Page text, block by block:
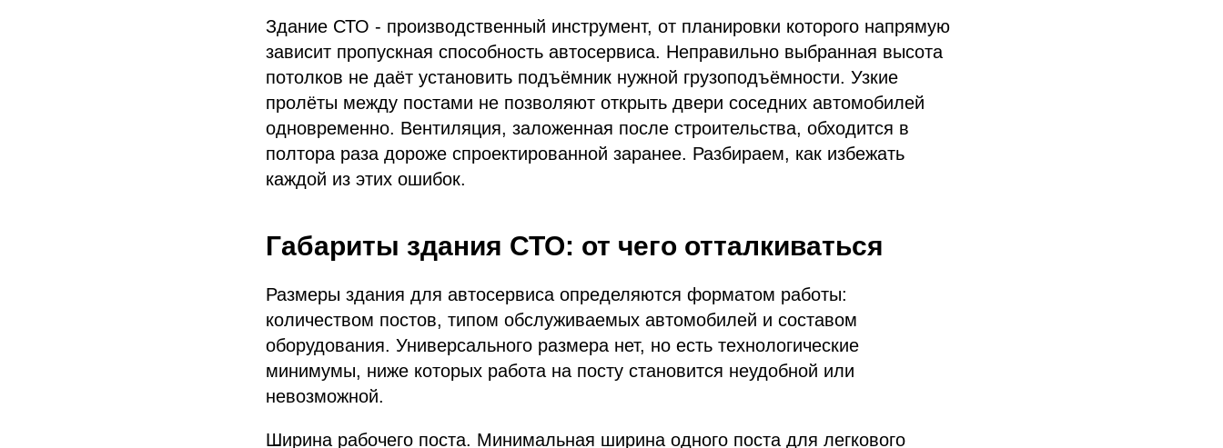
Здание СТО - производственный инструмент, от планировки которого напрямую
зависит пропускная способность автосервиса. Неправильно выбранная высота
потолков не даёт установить подъёмник нужной грузоподъёмности. Узкие
пролёты между постами не позволяют открыть двери соседних автомобилей
одновременно. Вентиляция, заложенная после строительства, обходится в
полтора раза дороже спроектированной заранее. Разбираем, как избежать
каждой из этих ошибок.
Габариты здания СТО: от чего отталкиваться
Размеры здания для автосервиса определяются форматом работы:
количеством постов, типом обслуживаемых автомобилей и составом
оборудования. Универсального размера нет, но есть технологические
минимумы, ниже которых работа на посту становится неудобной или
невозможной.
Ширина рабочего поста. Минимальная ширина одного поста для легкового